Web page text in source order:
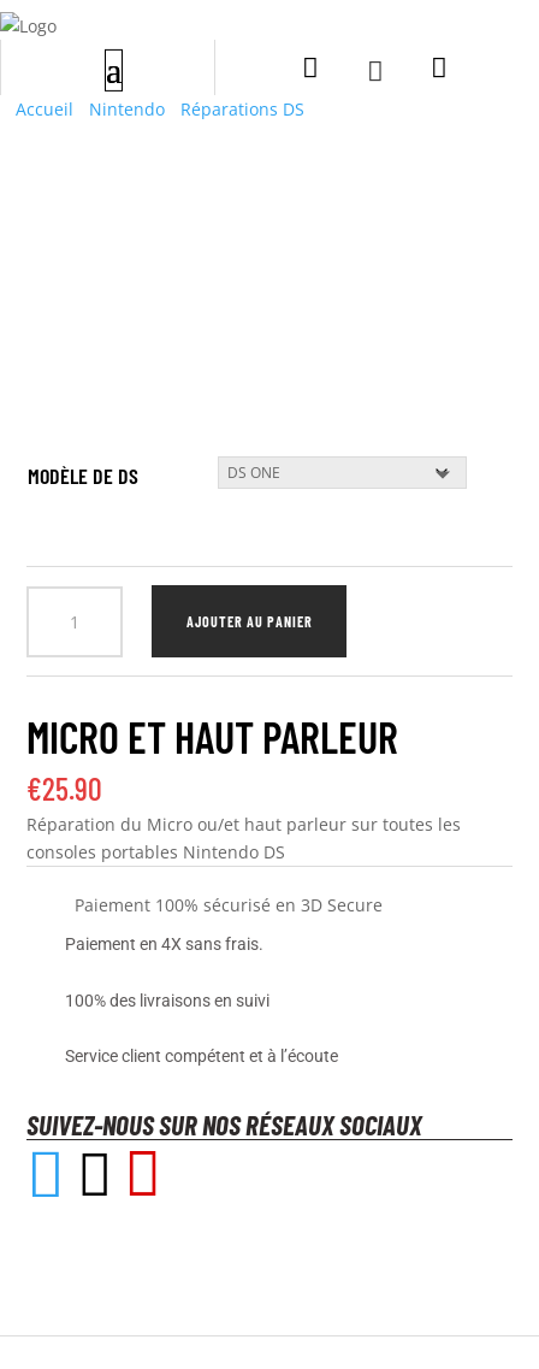
 
Accueil Nintendo Réparations DS
MODÈLE DE DS
Micro
et
Parleur
AJOUTER AU PANIER
MICRO ET HAUT PARLEUR
€25.90
Réparation du Micro ou/et haut parleur sur toutes les
consoles portables Nintendo DS
Paiement 100% sécurisé en 3D Secure
Paiement en 4X sans frais.
100% des livraisons en suivi
Service client compétent et à l’écoute
SUIVEZ-NOUS SUR NOS RÉSEAUX SOCIAUX
  